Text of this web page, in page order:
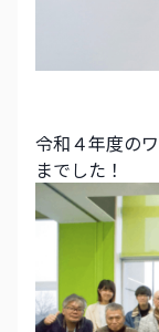
令和４年度の
までした！